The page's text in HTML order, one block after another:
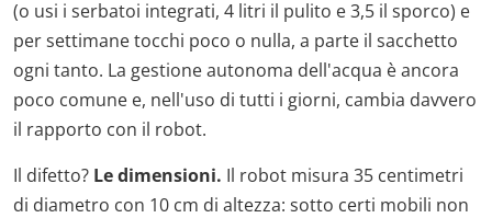
(o usi i serbatoi integrati, 4 litri il pulito e 3,5 il sporco) e
per settimane tocchi poco o nulla, a parte il sacchetto
ogni tanto. La gestione autonoma dell'acqua è ancora
poco comune e, nell'uso di tutti i giorni, cambia davvero
il rapporto con il robot.
Il difetto? Le dimensioni. Il robot misura 35 centimetri
di diametro con 10 cm di altezza: sotto certi mobili non